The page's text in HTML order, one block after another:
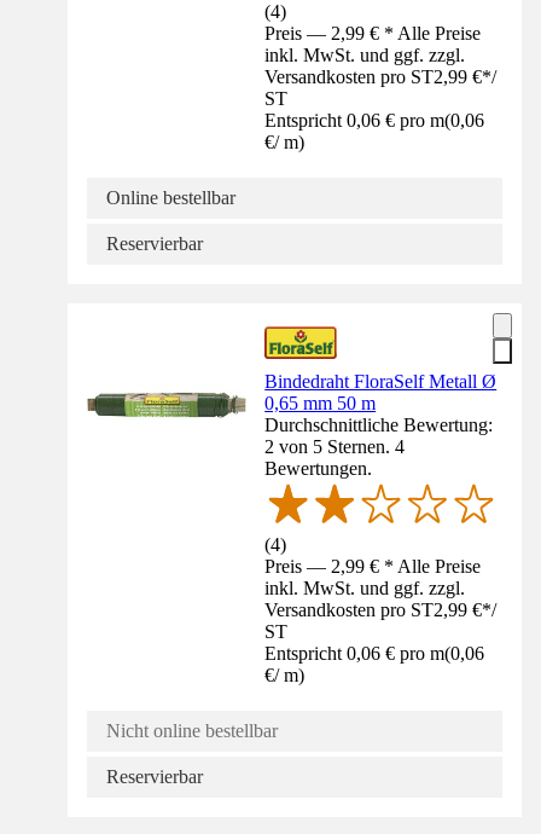
(4)
Preis — 2,99 € * Alle Preise
inkl. MwSt. und ggf. zzgl.
Versandkosten pro ST2,99 €*/
ST
Entspricht 0,06 € pro m(0,06
€/ m)
Online bestellbar
Reservierbar
Bindedraht FloraSelf Metall Ø
0,65 mm 50 m
Durchschnittliche Bewertung:
2 von 5 Sternen. 4
Bewertungen.
(4)
Preis — 2,99 € * Alle Preise
inkl. MwSt. und ggf. zzgl.
Versandkosten pro ST2,99 €*/
ST
Entspricht 0,06 € pro m(0,06
€/ m)
Nicht online bestellbar
Reservierbar